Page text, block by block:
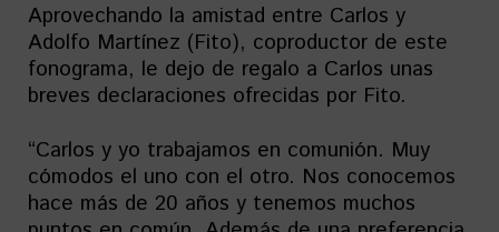
Aprovechando la amistad entre Carlos y
Adolfo Martínez (Fito), coproductor de este
fonograma, le dejo de regalo a Carlos unas
breves declaraciones ofrecidas por Fito.
“Carlos y yo trabajamos en comunión. Muy
cómodos el uno con el otro. Nos conocemos
hace más de 20 años y tenemos muchos